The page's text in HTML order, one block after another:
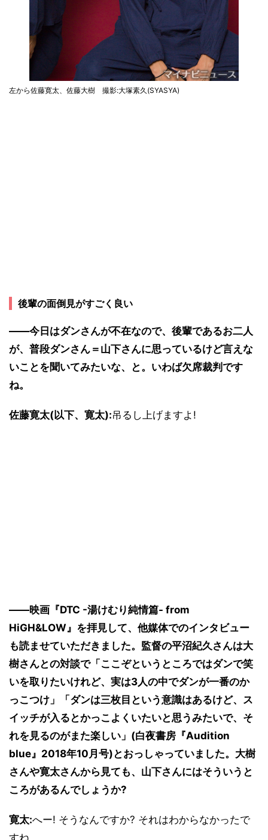
左から佐藤寛太、佐藤大樹 撮影:大塚素久(SYASYA)
後輩の面倒見がすごく良い
――今日はダンさんが不在なので、後輩であるお二人
が、普段ダンさん＝山下さんに思っているけど言えな
いことを聞いてみたいな、と。いわば欠席裁判です
ね。
佐藤寛太(以下、寛太):吊るし上げますよ!
――映画『DTC -湯けむり純情篇- from
HiGH&LOW』を拝見して、他媒体でのインタビュー
も読ませていただきました。監督の平沼紀久さんは大
樹さんとの対談で「ここぞというところではダンで笑
いを取りたいけれど、実は3人の中でダンが一番のか
っこつけ」「ダンは三枚目という意識はあるけど、ス
イッチが入るとかっこよくいたいと思うみたいで、そ
れを見るのがまた楽しい」(白夜書房『Audition
blue』2018年10月号)とおっしゃっていました。大樹
さんや寛太さんから見ても、山下さんにはそういうと
ころがあるんでしょうか?
寛太:へー! そうなんですか? それはわからなかったで